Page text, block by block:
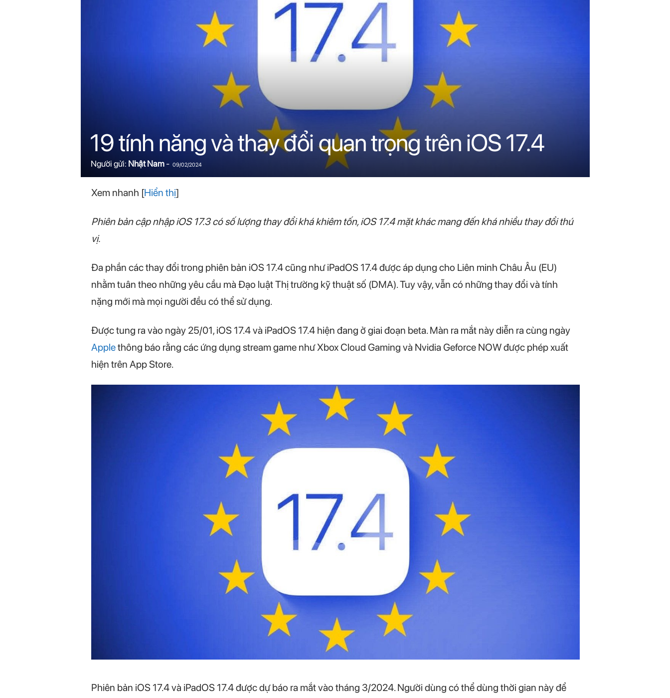
m
19 tính năng và thay đổi quan trọng trên iOS 17.4
Người gửi: Nhật Nam- 09/02/2024
Xem nhanh [Hiển thị]
Phiên bản cập nhập iOS 17.3 có số lượng thay đổi khá khiêm tốn, iOS 17.4 mặt khác mang đến khá nhiều thay đổi thú
vị.
Đa phần các thay đổi trong phiên bản iOS 17.4 cũng như iPadOS 17.4 được áp dụng cho Liên minh Châu Âu (EU)
nhằm tuân theo những yêu cầu mà Đạo luật Thị trường kỹ thuật số (DMA). Tuy vậy, vẫn có những thay đổi và tính
nặng mới mà mọi người đều có thể sử dụng.
Được tung ra vào ngày 25/01, iOS 17.4 và iPadOS 17.4 hiện đang ở giai đoạn beta. Màn ra mắt này diễn ra cùng ngày
Applethông báo rằng các ứng dụng stream game như Xbox Cloud Gaming và Nvidia Geforce NOW được phép xuất
hiện trên App Store.
Phiên bản iOS 17.4 và iPadOS 17.4 được dự báo ra mắt vào tháng 3/2024. Người dùng có thể dùng thời gian này để